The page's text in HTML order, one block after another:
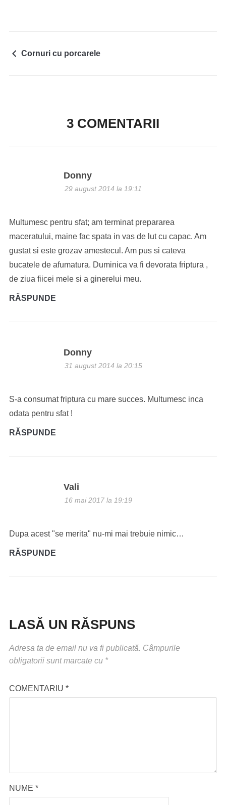
Cornuri cu porcarele
3 COMENTARII
Donny
29 august 2014 la 19:11
Multumesc pentru sfat; am terminat prepararea
maceratului, maine fac spata in vas de lut cu capac. Am
gustat si este grozav amestecul. Am pus si cateva
bucatele de afumatura. Duminica va fi devorata friptura ,
de ziua fiicei mele si a ginerelui meu.
RĂSPUNDE
Donny
31 august 2014 la 20:15
S-a consumat friptura cu mare succes. Multumesc inca
odata pentru sfat !
RĂSPUNDE
Vali
16 mai 2017 la 19:19
Dupa acest "se merita" nu-mi mai trebuie nimic…
RĂSPUNDE
LASĂ UN RĂSPUNS
Adresa ta de email nu va fi publicată. Câmpurile
obligatorii sunt marcate cu *
COMENTARIU *
NUME *